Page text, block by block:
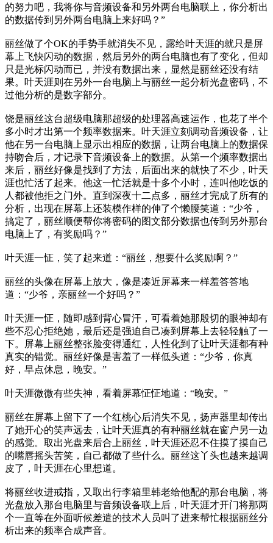
的努力吧，我将你与音频设备和另外两台电脑联上，你分析出
的数据传到另外两台电脑上来好吗？”
丽丝做了个OK的手势手就消失不见，露给叶天涯的就只是屏
幕上飞快闪动的数据，然后另外的两台电脑也有了变化，但却
只是光标闪动而已，并没有数据出来，显然是丽丝还没有结
果。叶天涯则在另外一台电脑上与丽丝一起分析光盘密码，不
过他分析的是数字部分。
饶是丽丝这台超级电脑那超级的处理器高速运作，也花了半个
多小时才出第一个频率数据来。叶天涯立刻调动音频设备，让
他在另一台电脑上显示出相应的数据，让两台电脑上的数据保
持吻合后，才记录下音频设备上的数据。从第一个频率数据出
来后，丽丝好像是找到了方法，后面出来的就快了不少，叶天
涯也忙活了起来。他这一忙活就是十多个小时，连叫他吃饭的
人都被他拒之门外。直到深夜十二点多，丽丝才完成了所有的
分析，出现在屏幕上还装模作样的伸了个懒腰笑道：“少爷，
搞定了，丽丝顺便帮你将密码的图文部分数据也传到另外那台
电脑上了，有奖励吗？”
叶天涯一怔，笑了起来道：“丽丝，想要什么奖励啊？”
丽丝的头像在屏幕上放大，像是凑近屏幕来一样羞答答地
道：“少爷，亲丽丝一个好吗？”
叶天涯一怔，随即感到背心冒汗，可看着她那殷切的眼神却有
些不忍心拒绝她，最后还是强迫自己凑到屏幕上去轻轻触了一
下。屏幕上丽丝整张脸变得通红，人性化到了让叶天涯都有种
真实的错觉。丽丝好像是害羞了一样低头道：“少爷，你真
好，早点休息，晚安。”
叶天涯微微有些失神，看着屏幕怔怔地道：“晚安。”
丽丝在屏幕上留下了一个红桃心后消失不见，扬声器里却传出
了她开心的笑声远去，让叶天涯真的有种丽丝就在窗户另一边
的感觉。取出光盘来后合上丽丝，叶天涯还忍不住摸了摸自己
的嘴唇摇头苦笑，自己都做了些什么。丽丝这丫头也越来越调
皮了，叶天涯在心里想道。
将丽丝收进戒指，又取出行李箱里韩老给他配的那台电脑，将
光盘放入那台电脑里与音频设备联上后，叶天涯才开门将那两
个一直等在外面听候差遣的技术人员叫了进来帮忙根据丽丝分
析出来的频率合成声音。